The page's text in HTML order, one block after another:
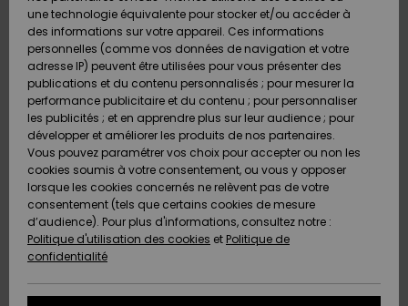
Chaussures
& Tongs
Surf
Snow
Nouveautés
A
Découvrir
Chaussures
& Tongs
Surf
Snow
Nouveautés
A
Découvrir
A
Découvrir
Snow
SURF
Enfant
Highlights
Communauté
SNOW
Enfant
Snow
Shop
Femme
A
Découvrir
Communauté
OUTLET
Outlet
Femme
AIDE &
CONTACT
Paiement
Carte
Cadeau
Quiksilver
Freedom
Protection
des
MAGASINS
QUIKSILVER
une technologie équivalente pour stocker et/ou accéder à
des informations sur votre appareil. Ces informations
personnelles (comme vos données de navigation et votre
adresse IP) peuvent être utilisées pour vous présenter des
publications et du contenu personnalisés ; pour mesurer la
performance publicitaire et du contenu ; pour personnaliser
les publicités ; et en apprendre plus sur leur audience ; pour
développer et améliorer les produits de nos partenaires.
Vous pouvez paramétrer vos choix pour accepter ou non les
cookies soumis à votre consentement, ou vous y opposer
lorsque les cookies concernés ne relèvent pas de votre
consentement (tels que certains cookies de mesure
d’audience). Pour plus d'informations, consultez notre :
Politique d'utilisation des cookies et Politique de
confidentialité